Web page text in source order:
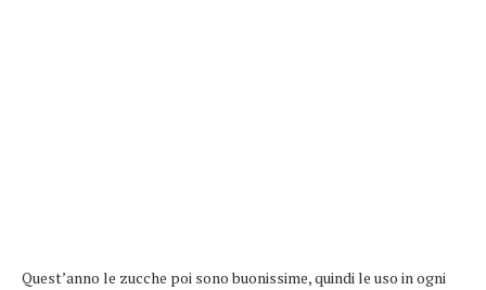
Quest’anno le zucche poi sono buonissime, quindi le uso in ogni